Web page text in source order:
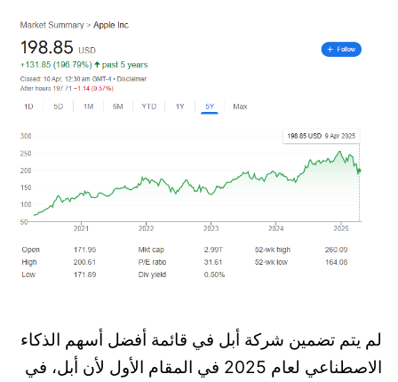
لم يتم تضمين شركة أبل في قائمة أفضل أسهم الذكاء
الاصطناعي لعام 2025 في المقام الأول لأن أبل، في